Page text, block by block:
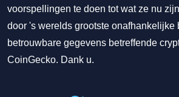
voorspellingen te doen tot wat ze nu
door 's werelds grootste onafhankelijke
betrouwbare gegevens betreffende
CoinGecko. Dank u.